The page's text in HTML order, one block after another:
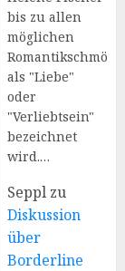
bis zu allen
möglichen
als "Liebe"
oder
"Verliebtsein"
bezeichnet
wird.…
Seppl zu
Diskussion
über
Borderline